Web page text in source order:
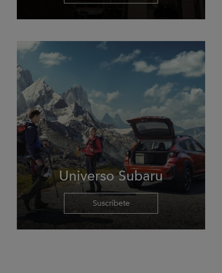
Universo Subaru
Suscríbete